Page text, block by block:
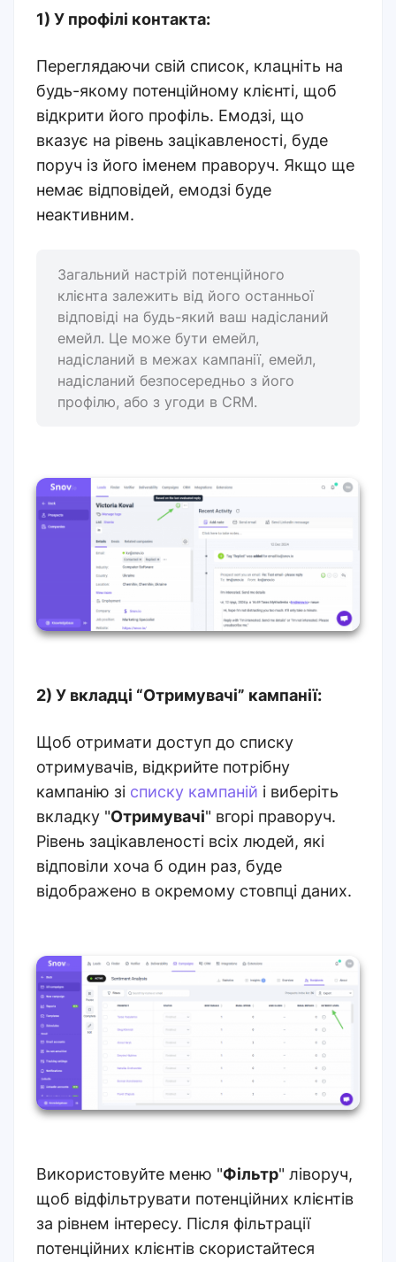
1) У профілі контакта:
Переглядаючи свій список, клацніть на
будь-якому потенційному клієнті, щоб
відкрити його профіль. Емодзі, що
вказує на рівень зацікавленості, буде
поруч із його іменем праворуч. Якщо ще
немає відповідей, емодзі буде
неактивним.
Загальний настрій потенційного
клієнта залежить від його останньої
відповіді на будь-який ваш надісланий
емейл. Це може бути емейл,
надісланий в межах кампанії, емейл,
надісланий безпосередньо з його
профілю, або з угоди в CRM.
2) У вкладці “Отримувачі” кампанії:
Щоб отримати доступ до списку
отримувачів, відкрийте потрібну
кампанію зі списку кампаній і виберіть
вкладку "Отримувачі" вгорі праворуч.
Рівень зацікавленості всіх людей, які
відповіли хоча б один раз, буде
відображено в окремому стовпці даних.
Використовуйте меню "Фільтр" ліворуч,
щоб відфільтрувати потенційних клієнтів
за рівнем інтересу. Після фільтрації
потенційних клієнтів скористайтеся